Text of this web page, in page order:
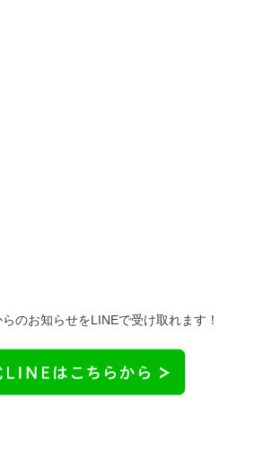
のお知らせをLINEで受け取れます！